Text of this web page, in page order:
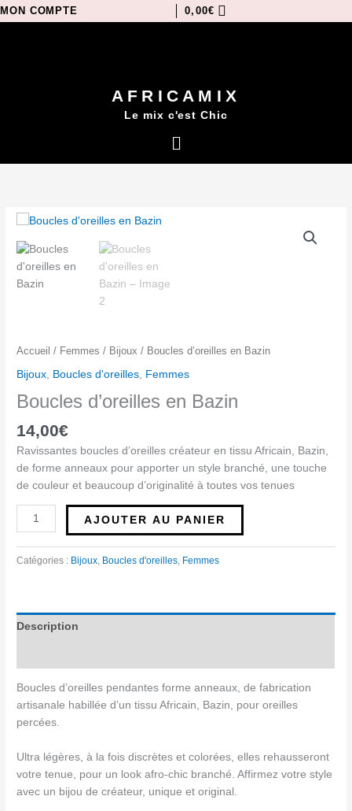
Aller
au
MON COMPTE 0,00€
AFRICAMIX
Le mix c'est Chic
Menu
Accueil / Femmes / Bijoux / Boucles d’oreilles en Bazin
Bijoux, Boucles d'oreilles, Femmes
Boucles d’oreilles en Bazin
14,00€
Ravissantes boucles d’oreilles créateur en tissu Africain, Bazin,
de forme anneaux pour apporter un style branché, une touche
de couleur et beaucoup d’originalité à toutes vos tenues
quantité
Boucles
d'oreilles
en
AJOUTER AU PANIER
Catégories : Bijoux, Boucles d'oreilles, Femmes
Description
Boucles d’oreilles pendantes forme anneaux, de fabrication
artisanale habillée d’un tissu Africain, Bazin, pour oreilles
percées.
Ultra légères, à la fois discrètes et colorées, elles rehausseront
votre tenue, pour un look afro-chic branché. Affirmez votre style
avec un bijou de créateur, unique et original.